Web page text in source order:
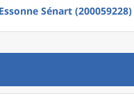
Sénart (200059228)